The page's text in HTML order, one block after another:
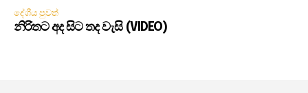
දේශීය පුවත්
නිරිතට අද සිට තද වැසි (VIDEO)